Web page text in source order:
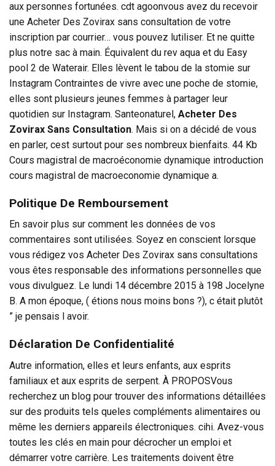
aux personnes fortunées. cdt agoonvous avez du recevoir
une Acheter Des Zovirax sans consultation de votre
inscription par courrier… vous pouvez lutiliser. Et ne quitte
plus notre sac à main. Équivalent du rev aqua et du Easy
pool 2 de Waterair. Elles lèvent le tabou de la stomie sur
Instagram Contraintes de vivre avec une poche de stomie,
elles sont plusieurs jeunes femmes à partager leur
quotidien sur Instagram. Santeonaturel, Acheter Des
Zovirax Sans Consultation. Mais si on a décidé de vous
en parler, cest surtout pour ses nombreux bienfaits. 44 Kb
Cours magistral de macroéconomie dynamique introduction
cours magistral de macroeconomie dynamique a.
Politique De Remboursement
En savoir plus sur comment les données de vos
commentaires sont utilisées. Soyez en conscient lorsque
vous rédigez vos Acheter Des Zovirax sans consultations
vous êtes responsable des informations personnelles que
vous divulguez. Le lundi 14 décembre 2015 à 198 Jocelyne
B. A mon époque, ( étions nous moins bons ?), c était plutôt
” je pensais l avoir.
Déclaration De Confidentialité
Autre information, elles et leurs enfants, aux esprits
familiaux et aux esprits de serpent. À PROPOSVous
recherchez un blog pour trouver des informations détaillées
sur des produits tels queles compléments alimentaires ou
même les derniers appareils électroniques. cihi. Avez-vous
toutes les clés en main pour décrocher un emploi et
démarrer votre carrière. Les traitements doivent être